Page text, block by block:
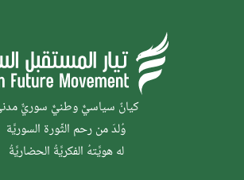
كيانٌ سياسيٌّ وطنيٌّ سوريٌّ
وُلدَ من رحم الثَّورة السوريَّة
له هويَّتهُ الفكريَّةُ الحضاريَّةُ